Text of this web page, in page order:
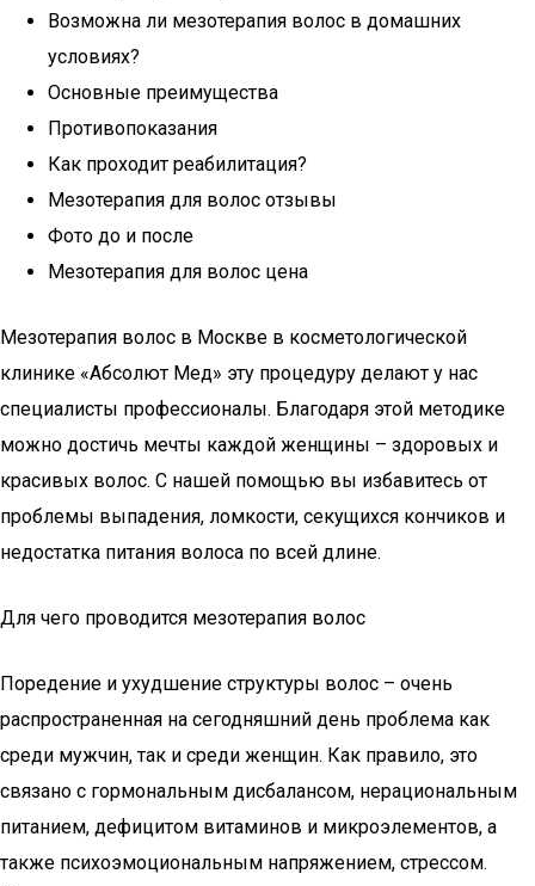
Возможна ли мезотерапия волос в домашних
условиях?
Основные преимущества
Противопоказания
Как проходит реабилитация?
Мезотерапия для волос отзывы
Фото до и после
Мезотерапия для волос цена
Мезотерапия волос в Москве в косметологической
клинике «Абсолют Мед» эту процедуру делают у нас
специалисты профессионалы. Благодаря этой методике
можно достичь мечты каждой женщины – здоровых и
красивых волос. С нашей помощью вы избавитесь от
проблемы выпадения, ломкости, секущихся кончиков и
недостатка питания волоса по всей длине.
Для чего проводится мезотерапия волос
Поредение и ухудшение структуры волос – очень
распространенная на сегодняшний день проблема как
среди мужчин, так и среди женщин. Как правило, это
связано с гормональным дисбалансом, нерациональным
питанием, дефицитом витаминов и микроэлементов, а
также психоэмоциональным напряжением, стрессом.